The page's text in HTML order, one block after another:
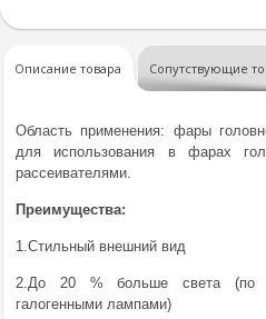
Описание товара Сопутствующие
Область применения: фары
для использования в фарах
рассеивателями.
Преимущества:
1.Стильный внешний вид
2.До 20 % больше света (по
галогенными лампами)